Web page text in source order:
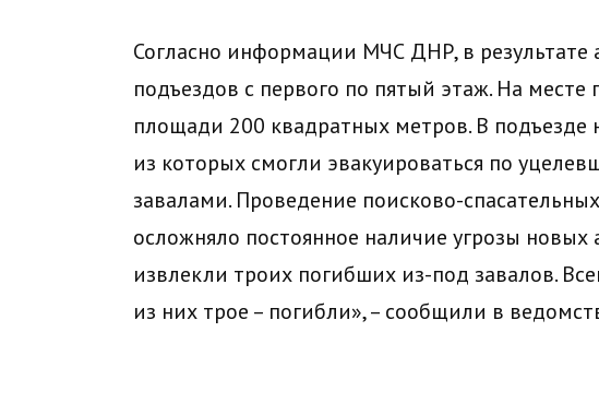
Согласно информации МЧС ДНР, в результате
подъездов с первого по пятый этаж. На
площади 200 квадратных метров. В подъезде
из которых смогли эвакуироваться по
завалами. Проведение поисково-
осложняло постоянное наличие угрозы
извлекли троих погибших из-под завалов.
из них трое – погибли», – сообщили в